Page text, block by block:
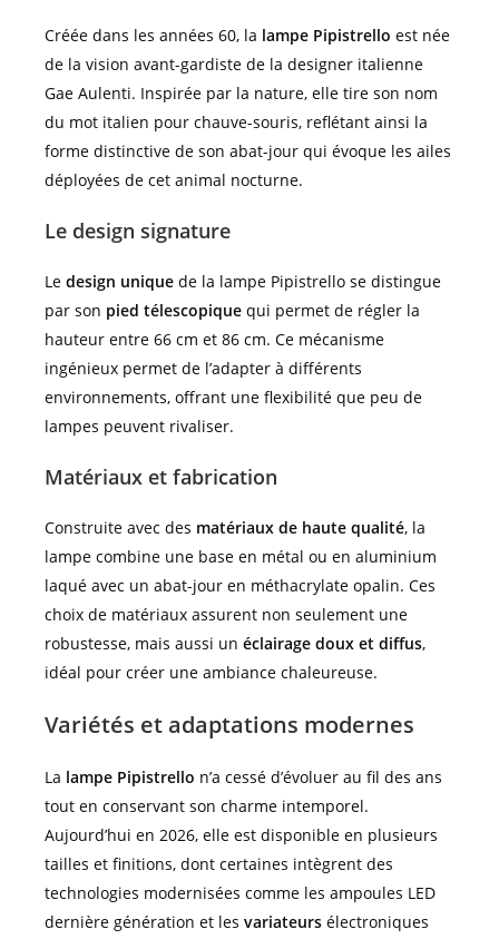
Créée dans les années 60, la lampe Pipistrello est née
de la vision avant-gardiste de la designer italienne
Gae Aulenti. Inspirée par la nature, elle tire son nom
du mot italien pour chauve-souris, reflétant ainsi la
forme distinctive de son abat-jour qui évoque les ailes
déployées de cet animal nocturne.
Le design signature
Le design unique de la lampe Pipistrello se distingue
par son pied télescopique qui permet de régler la
hauteur entre 66 cm et 86 cm. Ce mécanisme
ingénieux permet de l’adapter à différents
environnements, offrant une flexibilité que peu de
lampes peuvent rivaliser.
Matériaux et fabrication
Construite avec des matériaux de haute qualité, la
lampe combine une base en métal ou en aluminium
laqué avec un abat-jour en méthacrylate opalin. Ces
choix de matériaux assurent non seulement une
robustesse, mais aussi un éclairage doux et diffus,
idéal pour créer une ambiance chaleureuse.
Variétés et adaptations modernes
La lampe Pipistrello n’a cessé d’évoluer au fil des ans
tout en conservant son charme intemporel.
Aujourd’hui en 2026, elle est disponible en plusieurs
tailles et finitions, dont certaines intègrent des
technologies modernisées comme les ampoules LED
dernière génération et les variateurs électroniques